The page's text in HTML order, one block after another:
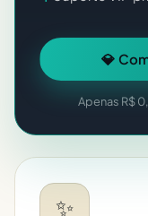
✨
💎
Apenas R$